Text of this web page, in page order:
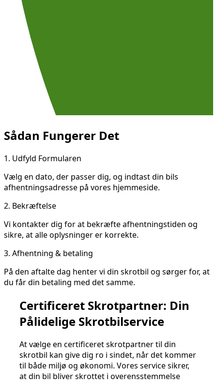
Sådan Fungerer Det
1. Udfyld Formularen
Vælg en dato, der passer dig, og indtast din bils
afhentningsadresse på vores hjemmeside.
2. Bekræftelse
Vi kontakter dig for at bekræfte afhentningstiden og
sikre, at alle oplysninger er korrekte.
3. Afhentning & betaling
På den aftalte dag henter vi din skrotbil og sørger for, at
du får din betaling med det samme.
Certificeret Skrotpartner: Din
Pålidelige Skrotbilservice
At vælge en certificeret skrotpartner til din
skrotbil kan give dig ro i sindet, når det kommer
til både miljø og økonomi. Vores service sikrer,
at din bil bliver skrottet i overensstemmelse